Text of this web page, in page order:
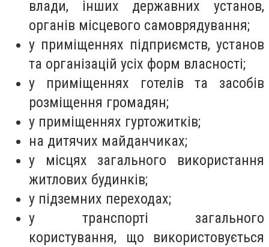
влади, інших державних установ,
органів місцевого самоврядування;
у приміщеннях підприємств, установ
та організацій усіх форм власності;
у приміщеннях готелів та засобів
розміщення громадян;
у приміщеннях гуртожитків;
на дитячих майданчиках;
у місцях загального використання
житлових будинків;
у підземних переходах;
у транспорті загального
користування, що використовується